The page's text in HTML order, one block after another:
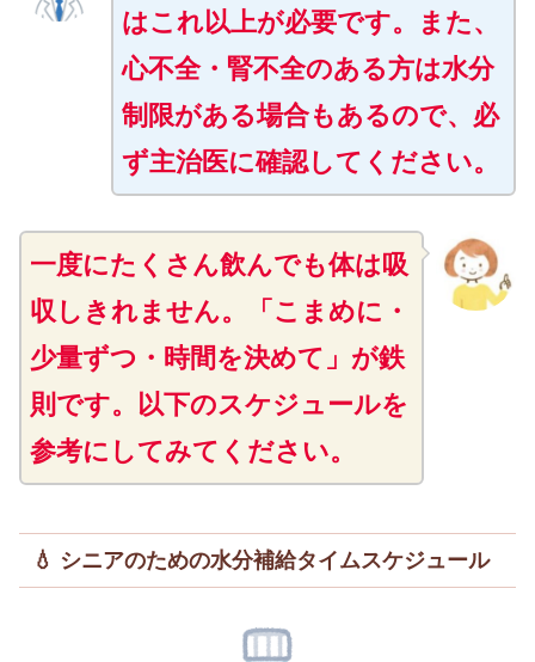
はこれ以上が必要です。また、
心不全・腎不全のある方は水分
制限がある場合もあるので、必
ず主治医に確認してください。
一度にたくさん飲んでも体は吸
収しきれません。「こまめに・
少量ずつ・時間を決めて」が鉄
則です。以下のスケジュールを
参考にしてみてください。
💧 シニアのための水分補給タイムスケジュール